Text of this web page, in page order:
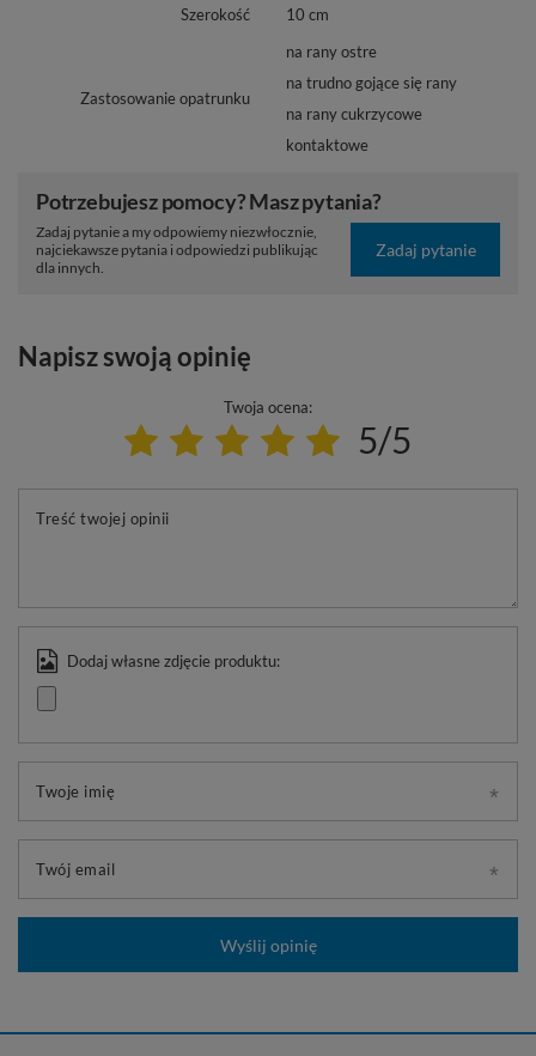
Szerokość
10 cm
Zastosowanie opatrunku
na rany ostre
na trudno gojące się rany
na rany cukrzycowe
kontaktowe
Potrzebujesz pomocy? Masz pytania?
Zadaj pytanie a my odpowiemy niezwłocznie,
najciekawsze pytania i odpowiedzi publikując
dla innych.
Zadaj pytanie
Napisz swoją opinię
Twoja ocena:
5/5
Treść twojej opinii
Dodaj własne zdjęcie produktu:
Twoje imię
Twój email
Wyślij opinię